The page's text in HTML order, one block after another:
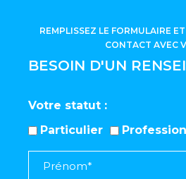
BESOIN D'UN
REMPLISSEZ LE FORMULAIRE
CONTACT AVEC
Votre statut
Particulier